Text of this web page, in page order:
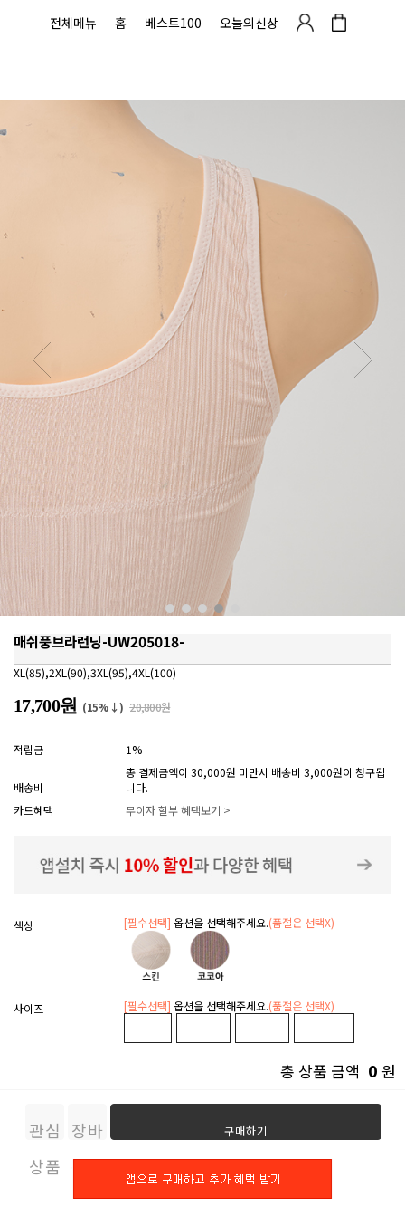
전체메뉴 홈 베스트100 오늘의신상
매쉬풍브라런닝-UW205018-
XL(85),2XL(90),3XL(95),4XL(100)
17,700원 (15%↓) 20,800원
적립금 1%
배송비
총 결제금액이 30,000원 미만시 배송비 3,000원이 청구됩
니다.
카드혜택
무이자 할부 혜택보기 >
색상 [필수선택] 옵션을 선택해주세요.(품절은 선택X)
사이즈 [필수선택] 옵션을 선택해주세요.(품절은 선택X)
총 상품 금액 0 원
관심
상품
장바
구니
구매하기